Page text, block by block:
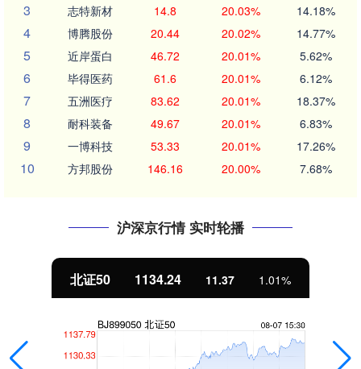
3 志特新材 14.8 20.03% 14.18%
4 博腾股份 20.44 20.02% 14.77%
5 近岸蛋白 46.72 20.01% 5.62%
6 毕得医药 61.6 20.01% 6.12%
7 五洲医疗 83.62 20.01% 18.37%
8 耐科装备 49.67 20.01% 6.83%
9 一博科技 53.33 20.01% 17.26%
10 方邦股份 146.16 20.00% 7.68%
沪深京行情 实时轮播
北证50 1134.24 11.37 1.01%